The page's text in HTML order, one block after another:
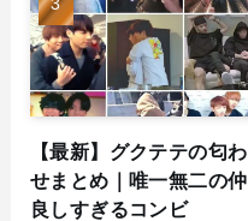
【最新】グクテテの匂わ
せまとめ｜唯一無二の仲
良しすぎるコンビ